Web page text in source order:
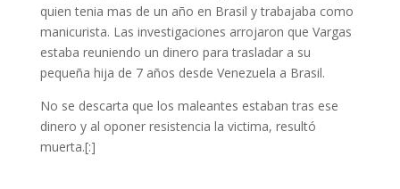
quien tenia mas de un año en Brasil y trabajaba como
manicurista. Las investigaciones arrojaron que Vargas
estaba reuniendo un dinero para trasladar a su
pequeña hija de 7 años desde Venezuela a Brasil.
No se descarta que los maleantes estaban tras ese
dinero y al oponer resistencia la victima, resultó
muerta.[:]